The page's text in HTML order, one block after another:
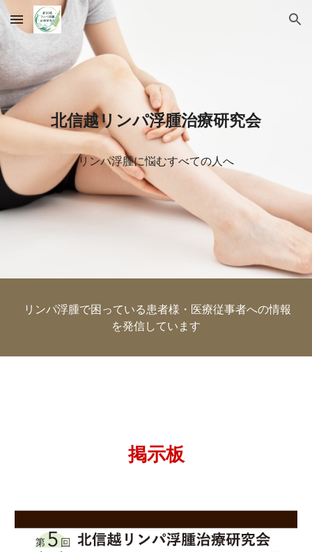
Skip to main content Skip to navigation
北信越リンパ浮腫治療研究会
リンパ浮腫に悩むすべての人へ
リンパ浮腫で困っている患者様・医療従事者への情報
を発信しています
掲示板